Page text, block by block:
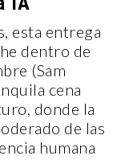
esta entrega
dentro de
(Sam
cena
donde la
de las
humana